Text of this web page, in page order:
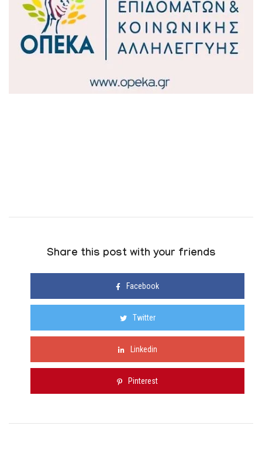
Share this post with your friends
Facebook
Twitter
Linkedin
Pinterest